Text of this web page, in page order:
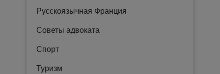
Русскоязычная Франция
Советы адвоката
Спорт
Туризм